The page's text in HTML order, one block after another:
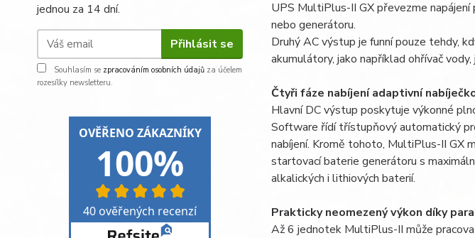
jednou za 14 dní.
Přihlásit se
Souhlasím se zpracováním osobních údajů za účelem
rozesílky newsletteru.
UPS MultiPlus-II GX převezme
nebo generátoru.
Druhý AC výstup je funní pouze tehdy,
akumulátory, jako například ohřívač
Čtyři fáze nabíjení adaptivní
Hlavní DC výstup poskytuje výkonné
Software řídí třístupňový automatický
nabíjení. Kromě tohoto, MultiPlus-II GX
startovací baterie generátoru s
alkalických i lithiových baterií.
Prakticky neomezený výkon díky
Až 6 jednotek MultiPlus-II může